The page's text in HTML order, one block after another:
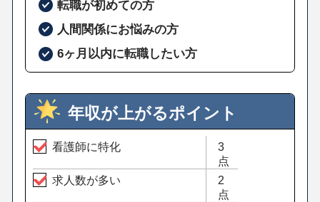
転職が初めての方
人間関係にお悩みの方
6ヶ月以内に転職したい方
年収が上がるポイント
看護師に特化
3
点
求人数が多い
2
点